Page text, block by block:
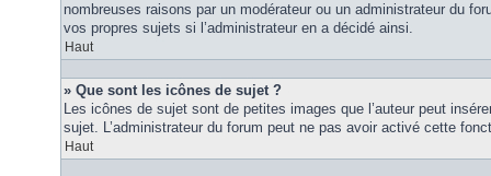
nombreuses raisons par un modérateur ou un administrateur du
vos propres sujets si l’administrateur en a décidé ainsi.
Haut
» Que sont les icônes de sujet ?
Les icônes de sujet sont de petites images que l’auteur peut
sujet. L’administrateur du forum peut ne pas avoir activé cette
Haut